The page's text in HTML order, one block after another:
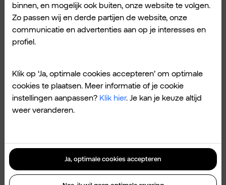
Resultaat: snellere offerteverwerking met
minder fouten, zodat je team meer tijd heeft
voor ander werk.
Slimme planning van
onderhoudswerkzaamheden.
Wanneer je bedrijf veel
zich lastig voorspellen en spoedklussen
komen er vaak tussendoor. Een workflow met
een N8N AI agent kan hierin structuur
binnen, en mogelijk ook buiten, onze website te volgen.
Zo passen wij en derde partijen de website, onze
communicatie en advertenties aan op je interesses en
profiel.
Klik op ‘Ja, optimale cookies accepteren’ om optimale
cookies te plaatsen. Meer informatie of je cookie
instellingen aanpassen? Klik hier. Je kan je keuze altijd
weer veranderen.
Ja, optimale cookies accepteren